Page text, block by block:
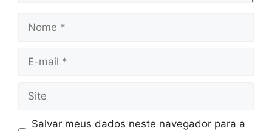
Nome
Site
Salvar meus dados neste navegador para a